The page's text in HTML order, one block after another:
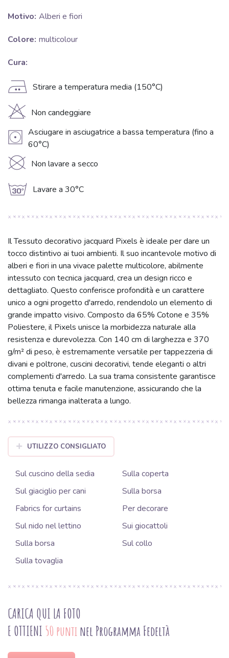
Motivo: Alberi e fiori
Colore: multicolour
Cura:
E Stirare a temperatura media (150°C)
H Non candeggiare
V Asciugare in asciugatrice a bassa temperatura (fino a
60°C)
K Non lavare a secco
g Lavare a 30°C
Il Tessuto decorativo jacquard Pixels è ideale per dare un
tocco distintivo ai tuoi ambienti. Il suo incantevole motivo di
alberi e fiori in una vivace palette multicolore, abilmente
intessuto con tecnica jacquard, crea un design ricco e
dettagliato. Questo conferisce profondità e un carattere
unico a ogni progetto d'arredo, rendendolo un elemento di
grande impatto visivo. Composto da 65% Cotone e 35%
Poliestere, il Pixels unisce la morbidezza naturale alla
resistenza e durevolezza. Con 140 cm di larghezza e 370
g/m² di peso, è estremamente versatile per tappezzeria di
divani e poltrone, cuscini decorativi, tende eleganti o altri
complementi d'arredo. La sua trama consistente garantisce
ottima tenuta e facile manutenzione, assicurando che la
bellezza rimanga inalterata a lungo.
UTILIZZO CONSIGLIATO
Sul cuscino della sedia
Sulla coperta
Sul giaciglio per cani
Sulla borsa
Fabrics for curtains
Per decorare
Sul nido nel lettino
Sui giocattoli
Sulla borsa
Sul collo
Sulla tovaglia
CARICA QUI LA FOTO
E OTTIENI 50 punti nel Programma Fedeltà